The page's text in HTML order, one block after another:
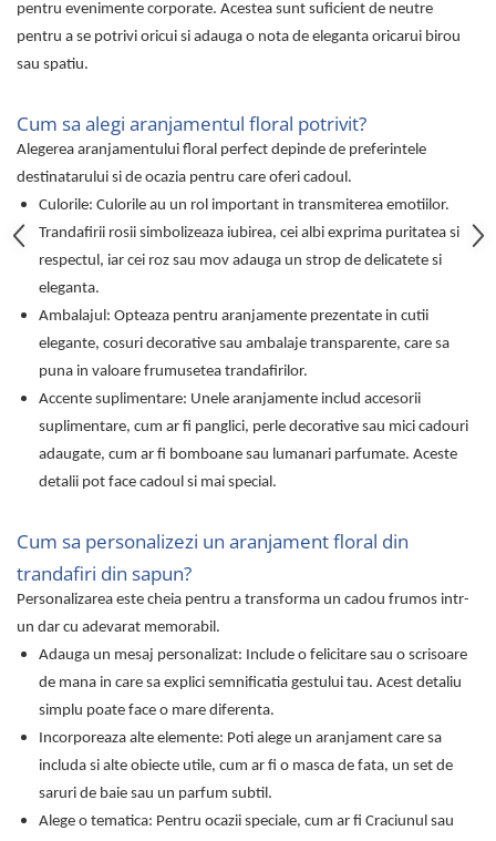
pentru evenimente corporate. Acestea sunt suficient de neutre
pentru a se potrivi oricui si adauga o nota de eleganta oricarui birou
sau spatiu.
Cum sa alegi aranjamentul floral potrivit?
Alegerea aranjamentului floral perfect depinde de preferintele
destinatarului si de ocazia pentru care oferi cadoul.
Culorile: Culorile au un rol important in transmiterea emotiilor.
Trandafirii rosii simbolizeaza iubirea, cei albi exprima puritatea si
respectul, iar cei roz sau mov adauga un strop de delicatete si
eleganta.
Ambalajul: Opteaza pentru aranjamente prezentate in cutii
elegante, cosuri decorative sau ambalaje transparente, care sa
puna in valoare frumusetea trandafirilor.
Accente suplimentare: Unele aranjamente includ accesorii
suplimentare, cum ar fi panglici, perle decorative sau mici cadouri
adaugate, cum ar fi bomboane sau lumanari parfumate. Aceste
detalii pot face cadoul si mai special.
Cum sa personalizezi un aranjament floral din
trandafiri din sapun?
Personalizarea este cheia pentru a transforma un cadou frumos intr-
un dar cu adevarat memorabil.
Adauga un mesaj personalizat: Include o felicitare sau o scrisoare
de mana in care sa explici semnificatia gestului tau. Acest detaliu
simplu poate face o mare diferenta.
Incorporeaza alte elemente: Poti alege un aranjament care sa
includa si alte obiecte utile, cum ar fi o masca de fata, un set de
saruri de baie sau un parfum subtil.
Alege o tematica: Pentru ocazii speciale, cum ar fi Craciunul sau